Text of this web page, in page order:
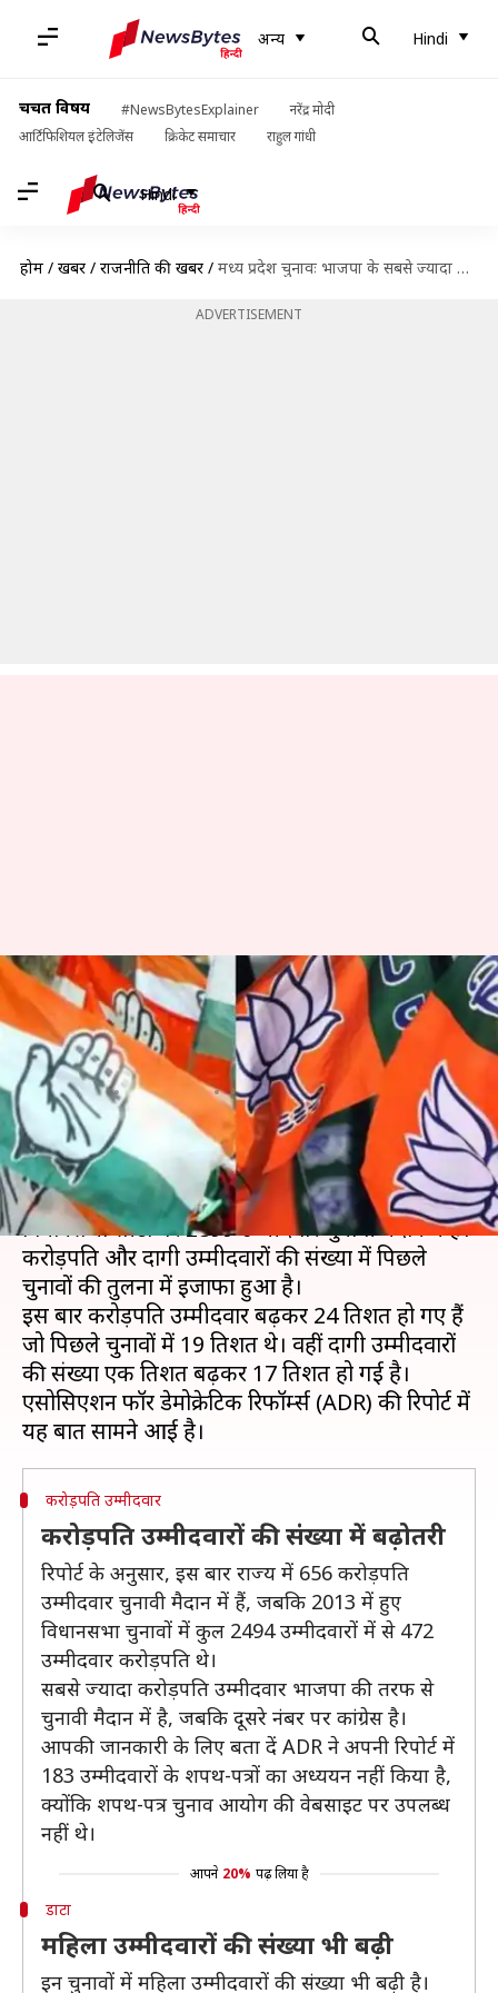
अन्य Hindi
चर्चित विषय #NewsBytesExplainer
नरेंद्र मोदी
आर्टिफिशियल इंटेलिजेंस
क्रिकेट समाचार राहुल गांधी
Hindi
होम / खबरें / राजनीति की खबरें / मध्य प्रदेश चुनावः भाजपा के सबसे ज्यादा करोड़पति तो कांग्रेस के सबसे ज्यादा दागी उम्मीदवार
ADVERTISEMENT
मध्य प्रदेश चुनावः भाजपा के सबसे
ज्यादा करोड़पति तो कांग्रेस के सबसे
ज्यादा दागी उम्मीदवार
लेखन प्रमोद कुमार Nov 27, 2018 01:03 pm
क्या है खबर?
मध्य प्रदेश में 28 नंवबर को होने वाले चुनावों के लिए 230
विधानसभा सीटों पर 2899 उम्मीदवार चुनावी मैदान में हैं।
करोड़पति और दागी उम्मीदवारों की संख्या में पिछले
चुनावों की तुलना में इजाफा हुआ है।
इस बार करोड़पति उम्मीदवार बढ़कर 24 प्रतिशत हो गए हैं
जो पिछले चुनावों में 19 प्रतिशत थे। वहीं दागी उम्मीदवारों
की संख्या एक प्रतिशत बढ़कर 17 प्रतिशत हो गई है।
एसोसिएशन फॉर डेमोक्रेटिक रिफॉर्म्स (ADR) की रिपोर्ट में
करोड़पति उम्मीदवार
करोड़पति उम्मीदवारों की संख्या में बढ़ोतरी
रिपोर्ट के अनुसार, इस बार राज्य में 656 करोड़पति
उम्मीदवार चुनावी मैदान में हैं, जबकि 2013 में हुए
विधानसभा चुनावों में कुल 2494 उम्मीदवारों में से 472
उम्मीदवार करोड़पति थे।
सबसे ज्यादा करोड़पति उम्मीदवार भाजपा की तरफ से
चुनावी मैदान में है, जबकि दूसरे नंबर पर कांग्रेस है।
आपकी जानकारी के लिए बता दें ADR ने अपनी रिपोर्ट में
183 उम्मीदवारों के शपथ-पत्रों का अध्ययन नहीं किया है,
क्योंकि शपथ-पत्र चुनाव आयोग की वेबसाइट पर उपलब्ध
नहीं थे।
आपने 20% पढ़ लिया है
डाटा
महिला उम्मीदवारों की संख्या भी बढ़ी
इन चुनावों में महिला उम्मीदवारों की संख्या भी बढ़ी है।